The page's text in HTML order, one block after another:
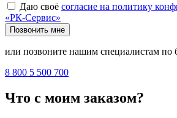
Даю своё согласие на политику
«РК-Сервис»
Позвонить мне
или позвоните нашим специалистам по
8 800 5 500 700
Что с моим заказом?